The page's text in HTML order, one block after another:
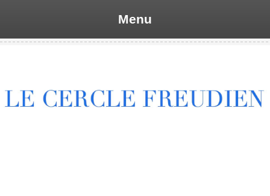
Menu